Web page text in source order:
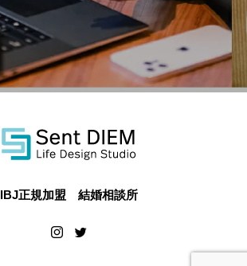
IBJ正規加盟 結婚相談所